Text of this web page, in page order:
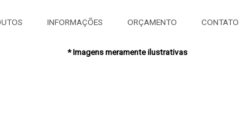
INFORMAÇÕES ORÇAMENTO CONTATO
* Imagens meramente ilustrativas